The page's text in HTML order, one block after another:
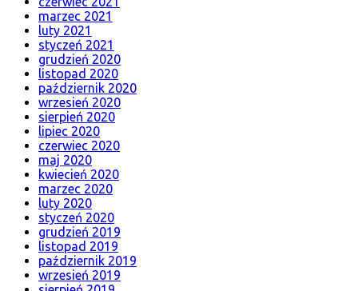
marzec 2021
luty 2021
styczeń 2021
grudzień 2020
listopad 2020
październik 2020
wrzesień 2020
sierpień 2020
lipiec 2020
czerwiec 2020
maj 2020
kwiecień 2020
marzec 2020
luty 2020
styczeń 2020
grudzień 2019
listopad 2019
październik 2019
wrzesień 2019